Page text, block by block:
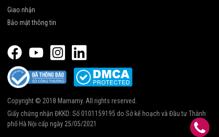
Giao nhận
Bảo mật thông tin
Copyright © 2018 Mamamy. All rights reserved.
Giấy chứng nhận ĐKKD: Số 0101159195 do Sở kế hoạch và Đầu tư Thành
phố Hà Nội cấp ngày 25/05/2021